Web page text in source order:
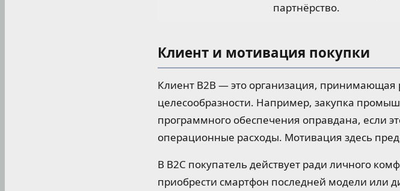
партнёрство.
Клиент и мотивация покупки
Клиент B2B — это организация,
целесообразности. Например, закупка
программного обеспечения оправдана, если
операционные расходы. Мотивация здесь
В B2C покупатель действует ради личного
приобрести смартфон последней модели или